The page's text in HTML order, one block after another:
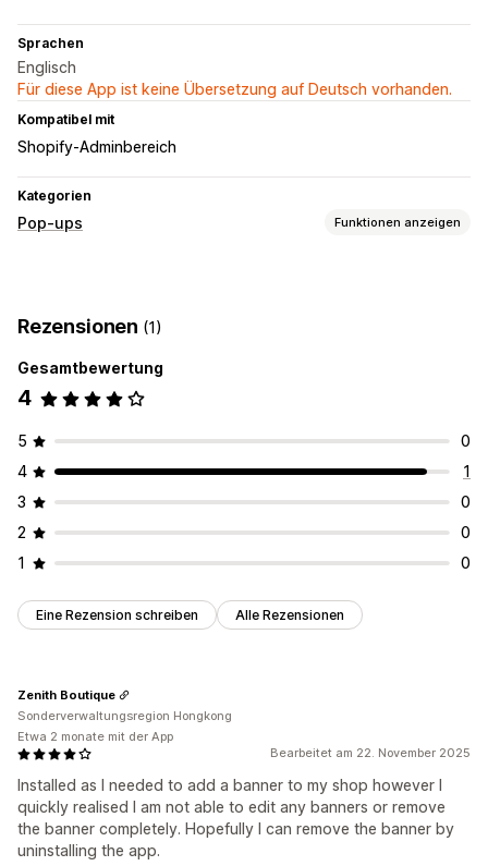
Sprachen
Englisch
Für diese App ist keine Übersetzung auf Deutsch vorhanden.
Kompatibel mit
Shopify-Adminbereich
Kategorien
Pop-ups Funktionen anzeigen
Vorlagen
Rezensionen (1)
Gesamtbewertung
4
5
0
4
1
3
0
2
0
1
0
Eine Rezension schreiben Alle Rezensionen
Bearbeitet am 22. November 2025
Installed as I needed to add a banner to my shop however I
quickly realised I am not able to edit any banners or remove
the banner completely. Hopefully I can remove the banner by
uninstalling the app.
Zenith Boutique
Sonderverwaltungsregion Hongkong
Etwa 2 monate mit der App